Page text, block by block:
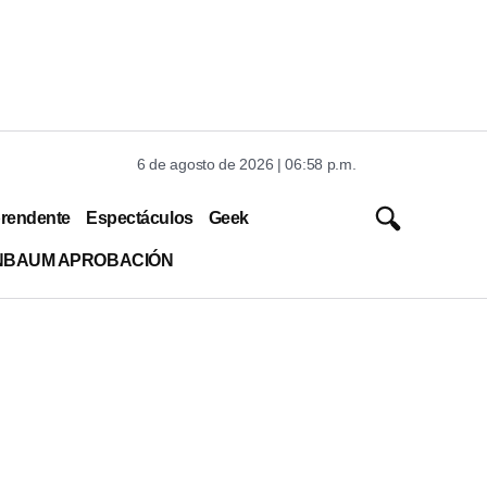
6 de agosto de 2026 | 06:58 p.m.
Espectáculos Geek
APROBACIÓN